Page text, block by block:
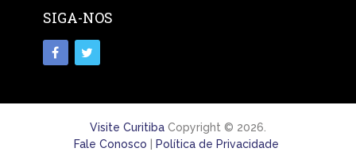
SIGA-NOS
Visite CuritibaCopyright © 2026.
Fale Conosco
Política de Privacidade